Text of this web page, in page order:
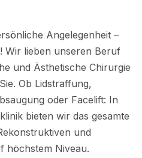
Angelegenheit –
Wir lieben unseren Beruf
und Ästhetische Chirurgie
Ob Lidstraffung,
oder Facelift: In
bieten wir das gesamte
und
höchstem Niveau.